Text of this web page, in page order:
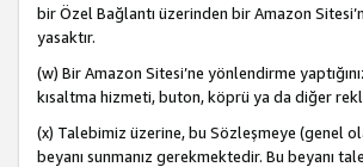
bir Özel Bağlantı üzerinden bir Amazon
yasaktır.
(w) Bir Amazon Sitesi’ne yönlendirme
kısaltma hizmeti, buton, köprü ya da diğer
(x) Talebimiz üzerine, bu Sözleşmeye (genel
beyanı sunmanız gerekmektedir. Bu beyanı